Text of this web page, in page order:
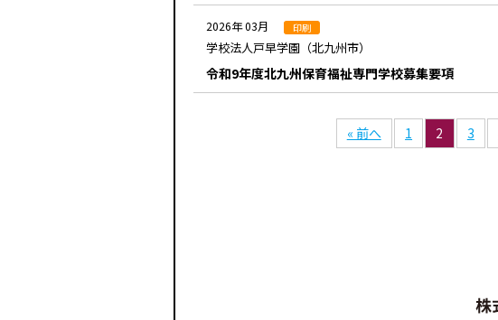
2026年 03月 印刷
学校法人戸早学園（北九州市）
令和9年度北九州保育福祉専門学校募集要項
« 前へ 1 2 3